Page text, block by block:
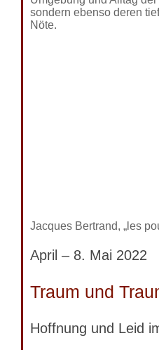
sondern ebenso deren
Nöte.
Jacques Bertrand, „les
April – 8. Mai 2022
Traum und
Hoffnung und Leid